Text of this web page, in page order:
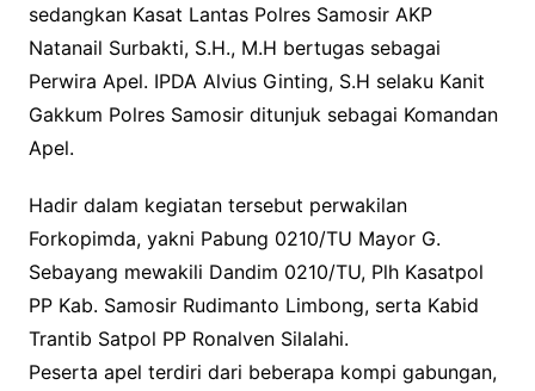
sedangkan Kasat Lantas Polres Samosir AKP
Natanail Surbakti, S.H., M.H bertugas sebagai
Perwira Apel. IPDA Alvius Ginting, S.H selaku Kanit
Gakkum Polres Samosir ditunjuk sebagai Komandan
Apel.
Hadir dalam kegiatan tersebut perwakilan
Forkopimda, yakni Pabung 0210/TU Mayor G.
Sebayang mewakili Dandim 0210/TU, Plh Kasatpol
PP Kab. Samosir Rudimanto Limbong, serta Kabid
Trantib Satpol PP Ronalven Silalahi.
Peserta apel terdiri dari beberapa kompi gabungan,